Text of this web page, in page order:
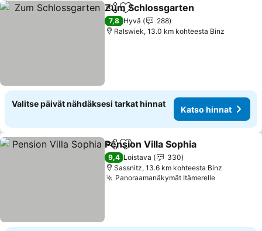
Jaa Lisää suosikkeihin
Zum Schlossgarten
7,8 Hyvä
288
Ralswiek, 13.0 km kohteesta Binz
Valitse päivät nähdäksesi tarkat hinnat
Katso hinnat
Jaa Lisää suosikkeihin
Pension Villa Sophia
9,4 Loistava
330
Sassnitz, 13.6 km kohteesta Binz
Panoraamanäkymät Itämerelle